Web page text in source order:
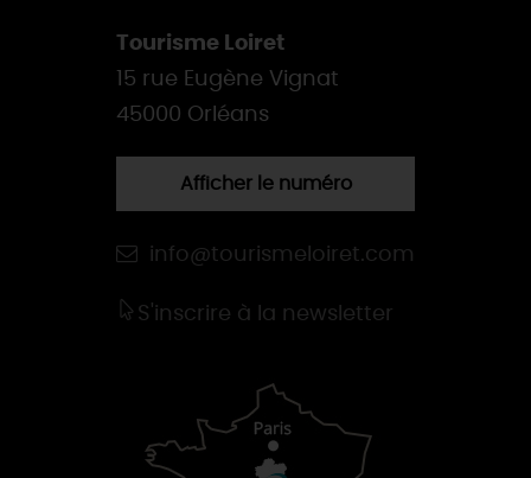
Tourisme Loiret
15 rue Eugène Vignat
45000 Orléans
Afficher le numéro
info@tourismeloiret.com
S'inscrire à la newsletter